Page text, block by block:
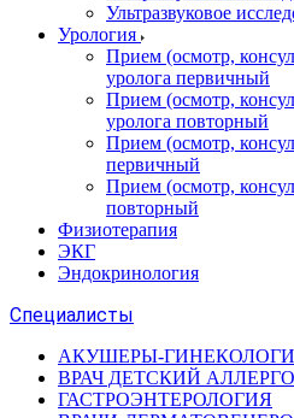
Ультразвуковое
Урология
Прием (осмотр,
уролога первичный
Прием (осмотр,
уролога повторный
Прием (осмотр,
первичный
Прием (осмотр,
повторный
Физиотерапия
ЭКГ
Эндокринология
Специалисты
АКУШЕРЫ-
ВРАЧ ДЕТСКИЙ
ГАСТРОЭНТЕРОЛОГИЯ